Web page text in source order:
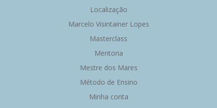
Localização
Marcelo Visintainer Lopes
Masterclass
Mentoria
Mestre dos Mares
Método de Ensino
Minha conta